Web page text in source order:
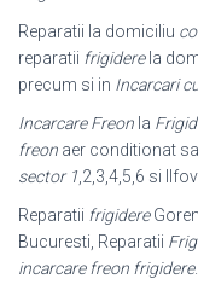
Reparatii la domiciliu
reparatii frigiderela
precum si in Incarcari
Incarcare Freon la
freon aer conditionat
sector 1 ,2,3,4,5,6 si Ilfov
Reparatii frigidere
Bucuresti, Reparatii
incarcare freon frigidere.